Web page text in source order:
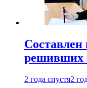
решивших
2 года спустя2